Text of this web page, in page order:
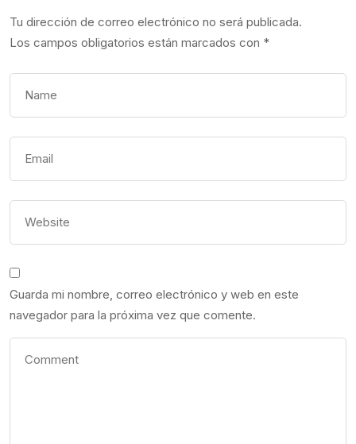
Tu dirección de correo electrónico no será publicada.
Los campos obligatorios están marcados con *
Guarda mi nombre, correo electrónico y web en este
navegador para la próxima vez que comente.